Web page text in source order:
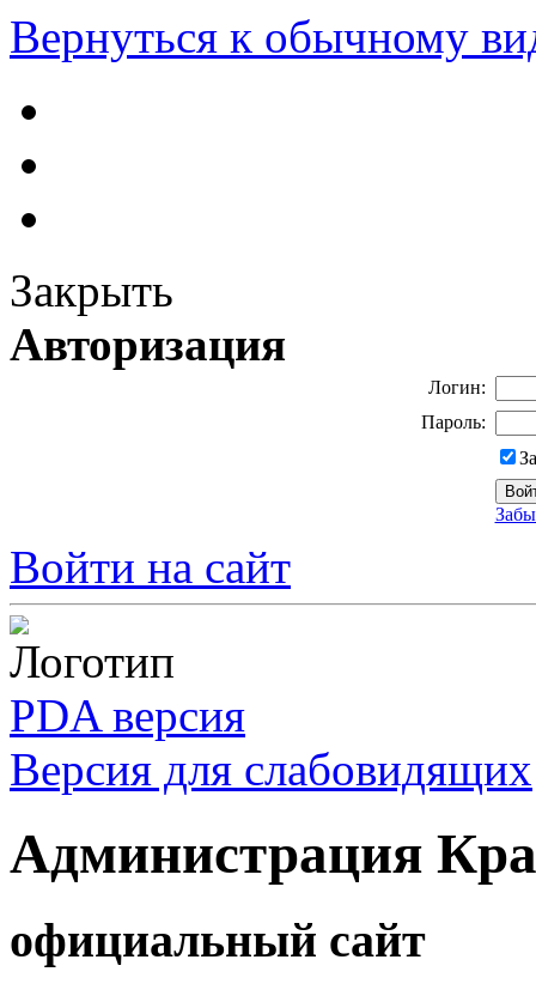
Вернуться к обычному
Закрыть
Авторизация
Логин:
Пароль:
Войти на сайт
PDA версия
Версия для слабовидящих
Администрация
официальный сайт